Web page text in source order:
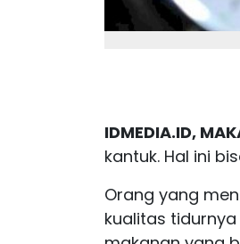
IDMEDIA.ID,
kantuk. Hal ini
Orang yang
kualitas